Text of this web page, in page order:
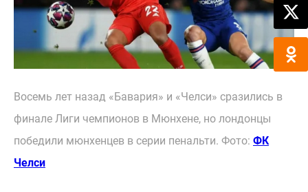
Восемь лет назад «Бавария» и «Челси» сразились в
финале Лиги чемпионов в Мюнхене, но лондонцы
победили мюнхенцев в серии пенальти. Фото: ФК
Челси